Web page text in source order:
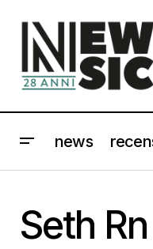
news
Seth Rn